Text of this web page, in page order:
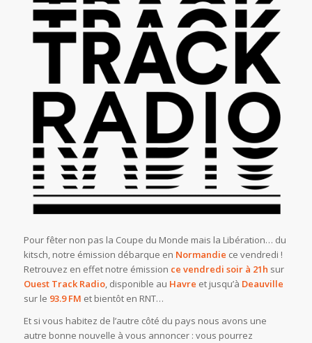
Pour fêter non pas la Coupe du Monde mais la Libération… du
kitsch, notre émission débarque en Normandie ce vendredi !
Retrouvez en effet notre émission ce vendredi soir à 21h sur
Ouest Track Radio, disponible au Havre et jusqu’à Deauville
sur le 93.9 FM et bientôt en RNT…
Et si vous habitez de l’autre côté du pays nous avons une
autre bonne nouvelle à vous annoncer : vous pourrez